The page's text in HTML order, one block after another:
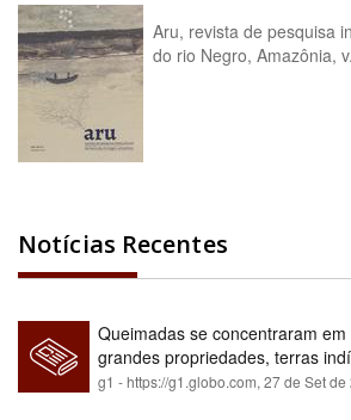
Aru, revista de pesquisa
do rio Negro, Amazônia,
Notícias Recentes
Queimadas se concentraram
grandes propriedades, terras
relatório
g1 - https://g1.globo.com,27 de Set de